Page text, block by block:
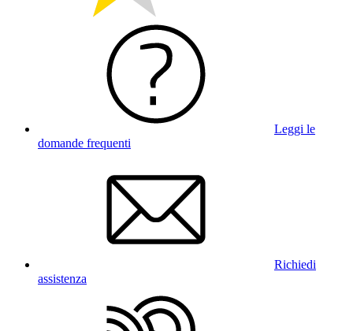
Leggi le
domande frequenti
Richiedi
assistenza